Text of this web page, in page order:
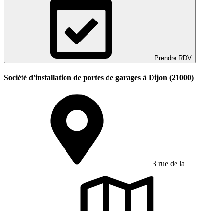
Prendre RDV
Société d'installation de portes de garages à Dijon (21000)
3 rue de la